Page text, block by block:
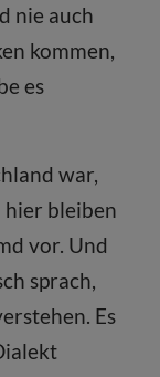
nie auch
kommen,
es
war,
hier bleiben
vor. Und
sprach,
Es